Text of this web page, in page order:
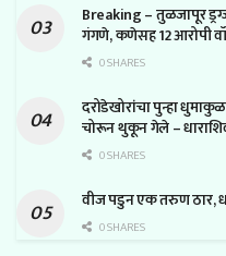
Breaking – तुळजापूर
गंगणे, कणेसह 12 आरोपी
0 SHARES
दरोडेखोरांचा पुन्हा
चोरून थुकून गेले –
0 SHARES
वीज पडुन एक तरुण ठार,
0 SHARES